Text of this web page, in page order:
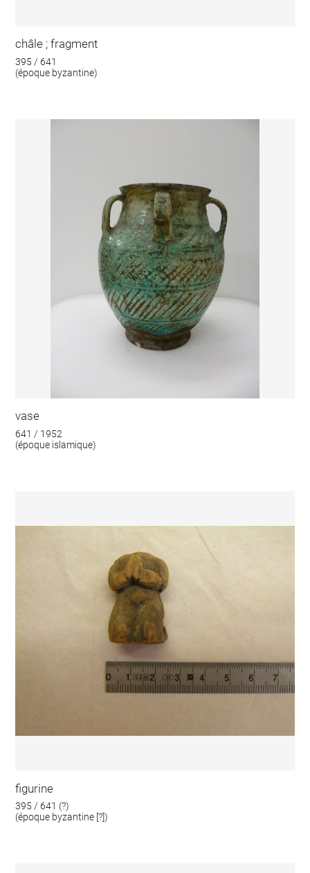
châle ; fragment
395 / 641
(époque byzantine)
vase
641 / 1952
(époque islamique)
figurine
395 / 641 (?)
(époque byzantine [?])